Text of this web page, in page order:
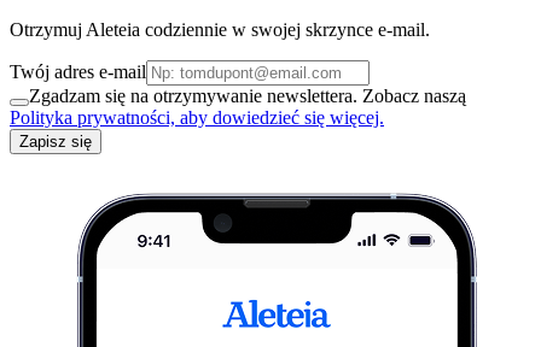
Otrzymuj Aleteia codziennie w swojej skrzynce e-mail.
Twój adres e-mail
Zgadzam się na otrzymywanie newslettera. Zobacz naszą
Polityka prywatności, aby dowiedzieć się więcej.
Zapisz się